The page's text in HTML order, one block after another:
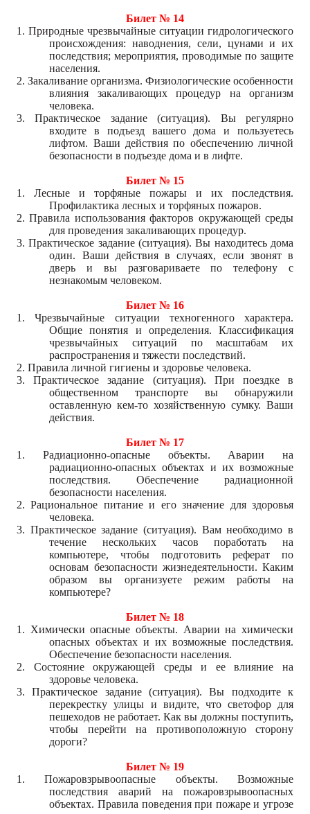
Билет № 14
1. Природные чрезвычайные ситуации гидрологического
происхождения: наводнения, сели, цунами и их
последствия; мероприятия, проводимые по защите
населения.
2. Закаливание организма. Физиологические особенности
влияния закаливающих процедур на организм
человека.
3. Практическое задание (ситуация). Вы регулярно
входите в подъезд вашего дома и пользуетесь
лифтом. Ваши действия по обеспечению личной
безопасности в подъезде дома и в лифте.
Билет № 15
1. Лесные и торфяные пожары и их последствия.
Профилактика лесных и торфяных пожаров.
2. Правила использования факторов окружающей среды
для проведения закаливающих процедур.
3. Практическое задание (ситуация). Вы находитесь дома
один. Ваши действия в случаях, если звонят в
дверь и вы разговариваете по телефону с
незнакомым человеком.
Билет № 16
1. Чрезвычайные ситуации техногенного характера.
Общие понятия и определения. Классификация
чрезвычайных ситуаций по масштабам их
распространения и тяжести последствий.
2. Правила личной гигиены и здоровье человека.
3. Практическое задание (ситуация). При поездке в
общественном транспорте вы обнаружили
оставленную кем-то хозяйственную сумку. Ваши
действия.
Билет № 17
1. Радиационно-опасные объекты. Аварии на
радиационно-опасных объектах и их возможные
последствия. Обеспечение радиационной
безопасности населения.
2. Рациональное питание и его значение для здоровья
человека.
3. Практическое задание (ситуация). Вам необходимо в
течение нескольких часов поработать на
компьютере, чтобы подготовить реферат по
основам безопасности жизнедеятельности. Каким
образом вы организуете режим работы на
компьютере?
Билет № 18
1. Химически опасные объекты. Аварии на химически
опасных объектах и их возможные последствия.
Обеспечение безопасности населения.
2. Состояние окружающей среды и ее влияние на
здоровье человека.
3. Практическое задание (ситуация). Вы подходите к
перекрестку улицы и видите, что светофор для
пешеходов не работает. Как вы должны поступить,
чтобы перейти на противоположную сторону
дороги?
Билет № 19
1. Пожаровзрывоопасные объекты. Возможные
последствия аварий на пожаровзрывоопасных
объектах. Правила поведения при пожаре и угрозе